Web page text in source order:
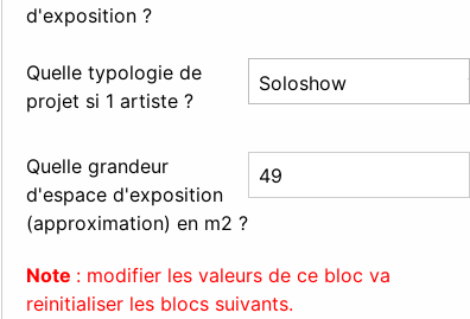
d'exposition ?
Quelle typologie de
projet si 1 artiste ?
Quelle grandeur
d'espace d'exposition
(approximation) en m2 ?
Note : modifier les valeurs de ce bloc va
reinitialiser les blocs suivants.